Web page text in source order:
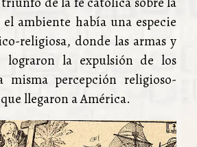
ambiente había una especie
religiosa, donde las armas y
la expulsión de los
misma percepción religioso-
llegaron a América.